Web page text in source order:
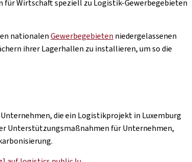
für Wirtschaft speziell zu Logistik-Gewerbegebieten
nationalenGewerbegebieten niedergelassenen
ihrer Lagerhallen zu installieren, um so die
die ein Logistikprojekt in Luxemburg
Unterstützungsmaßnahmen für Unternehmen,